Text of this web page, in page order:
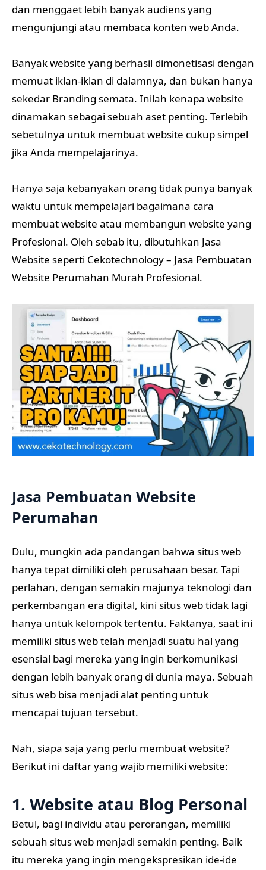
dan menggaet lebih banyak audiens yang
mengunjungi atau membaca konten web Anda.
Banyak website yang berhasil dimonetisasi dengan
memuat iklan-iklan di dalamnya, dan bukan hanya
sekedar Branding semata. Inilah kenapa website
dinamakan sebagai sebuah aset penting. Terlebih
sebetulnya untuk membuat website cukup simpel
jika Anda mempelajarinya.
Hanya saja kebanyakan orang tidak punya banyak
waktu untuk mempelajari bagaimana cara
membuat website atau membangun website yang
Profesional. Oleh sebab itu, dibutuhkan Jasa
Website seperti Cekotechnology – Jasa Pembuatan
Website Perumahan Murah Profesional.
Jasa Pembuatan Website
Perumahan
Dulu, mungkin ada pandangan bahwa situs web
hanya tepat dimiliki oleh perusahaan besar. Tapi
perlahan, dengan semakin majunya teknologi dan
perkembangan era digital, kini situs web tidak lagi
hanya untuk kelompok tertentu. Faktanya, saat ini
memiliki situs web telah menjadi suatu hal yang
esensial bagi mereka yang ingin berkomunikasi
dengan lebih banyak orang di dunia maya. Sebuah
situs web bisa menjadi alat penting untuk
mencapai tujuan tersebut.
Nah, siapa saja yang perlu membuat website?
Berikut ini daftar yang wajib memiliki website:
1. Website atau Blog Personal
Betul, bagi individu atau perorangan, memiliki
sebuah situs web menjadi semakin penting. Baik
itu mereka yang ingin mengekspresikan ide-ide